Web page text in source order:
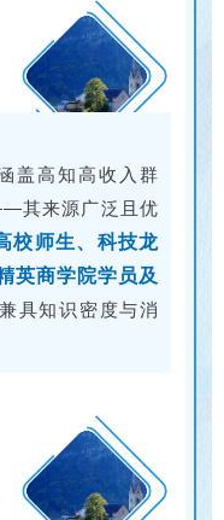
盖高知高收入群
其来源广泛且优
校师生、科技龙
英商学院学员及
具知识密度与消